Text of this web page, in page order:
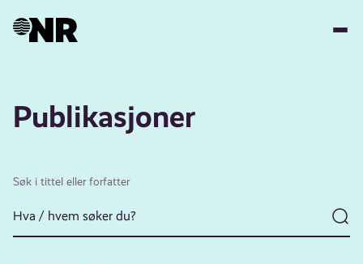
Publikasjoner
Søk i tittel eller forfatter